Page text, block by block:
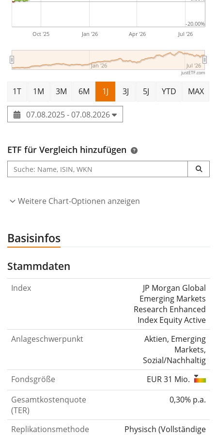
Oct '25 Jan '26 Apr '26 Jul '26
Jan '26 Jul '26
-20.00%
justETF.com
1T 1M 3M 6M 1J 3J 5J YTD MAX
07.08.2025 - 07.08.2026
ETF für Vergleich hinzufügen
Weitere Chart-Optionen anzeigen
Basisinfos
Stammdaten
Index
JP Morgan Global
Emerging Markets
Research Enhanced
Index Equity Active
Anlageschwerpunkt
Aktien, Emerging
Markets,
Sozial/Nachhaltig
Fondsgröße
EUR 31 Mio.
Gesamtkostenquote
(TER)
0,30% p.a.
Replikationsmethode Physisch (Vollständige